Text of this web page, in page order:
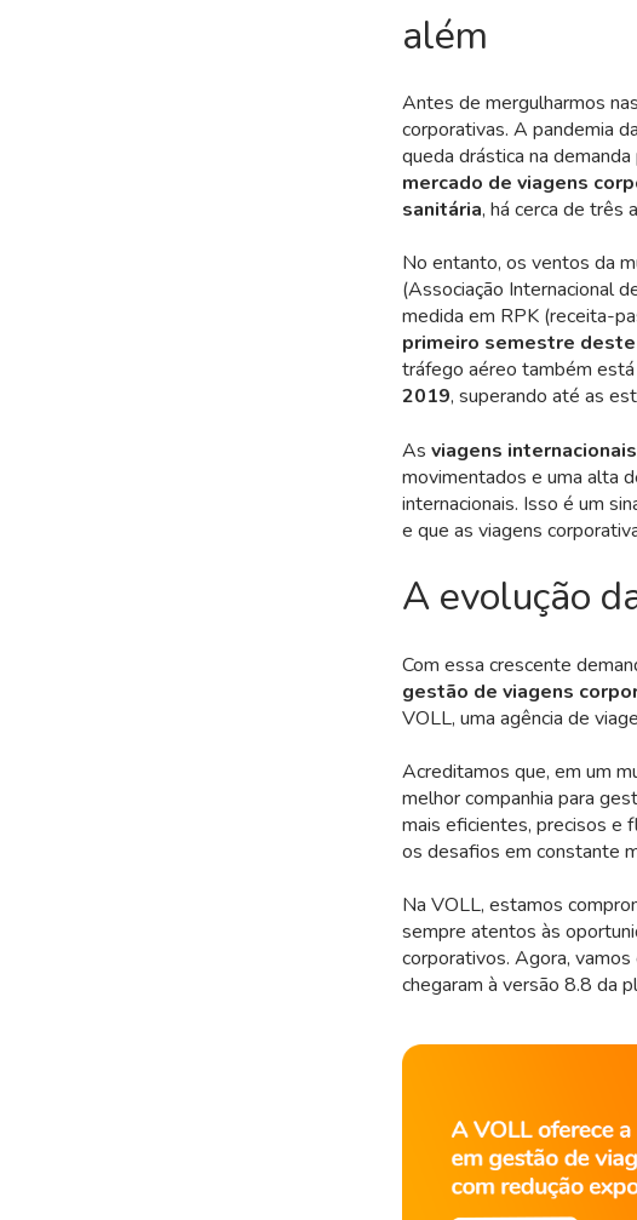
além
Antes de mergulharmos
corporativas. A pandemia
queda drástica na
mercado de viagens
sanitária, há cerca de três
No entanto, os ventos da
(Associação Internacional
medida em RPK (receita-
primeiro semestre
tráfego aéreo também
2019, superando até as
As viagens internacionais
movimentados e uma alta
internacionais. Isso é um
e que as viagens
A evolução
Com essa crescente
gestão de viagens
VOLL, uma agência de
Acreditamos que, em um
melhor companhia para
mais eficientes, precisos e
os desafios em constante
Na VOLL, estamos
sempre atentos às
corporativos. Agora,
chegaram à versão 8.8 da